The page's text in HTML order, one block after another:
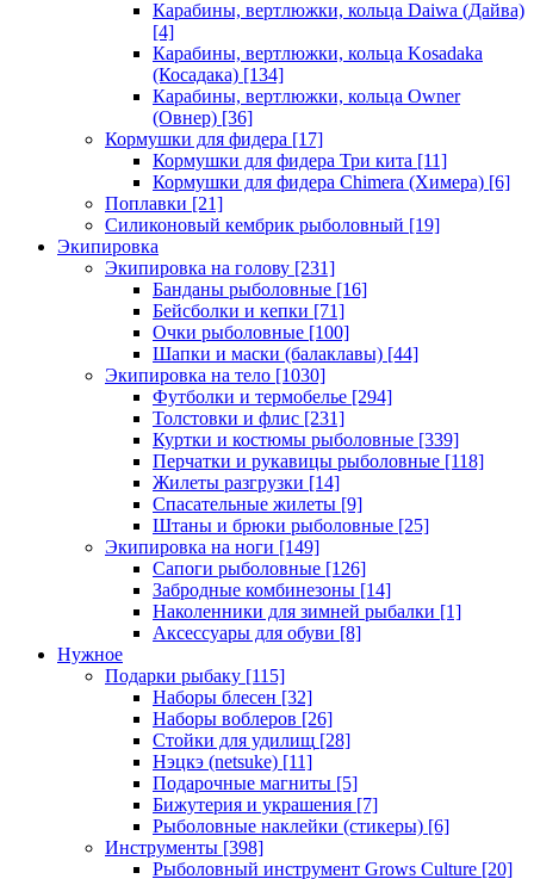
Карабины, вертлюжки, кольца Daiwa (Дайва)
[4]
Карабины, вертлюжки, кольца Kosadaka
(Косадака) [134]
Карабины, вертлюжки, кольца Owner
(Овнер) [36]
Кормушки для фидера [17]
Кормушки для фидера Три кита [11]
Кормушки для фидера Chimera (Химера) [6]
Поплавки [21]
Силиконовый кембрик рыболовный [19]
Экипировка
Экипировка на голову [231]
Банданы рыболовные [16]
Бейсболки и кепки [71]
Очки рыболовные [100]
Шапки и маски (балаклавы) [44]
Экипировка на тело [1030]
Футболки и термобелье [294]
Толстовки и флис [231]
Куртки и костюмы рыболовные [339]
Перчатки и рукавицы рыболовные [118]
Жилеты разгрузки [14]
Спасательные жилеты [9]
Штаны и брюки рыболовные [25]
Экипировка на ноги [149]
Сапоги рыболовные [126]
Забродные комбинезоны [14]
Наколенники для зимней рыбалки [1]
Аксессуары для обуви [8]
Нужное
Подарки рыбаку [115]
Наборы блесен [32]
Наборы воблеров [26]
Стойки для удилищ [28]
Нэцкэ (netsuke) [11]
Подарочные магниты [5]
Бижутерия и украшения [7]
Рыболовные наклейки (стикеры) [6]
Инструменты [398]
Рыболовный инструмент Grows Culture [20]